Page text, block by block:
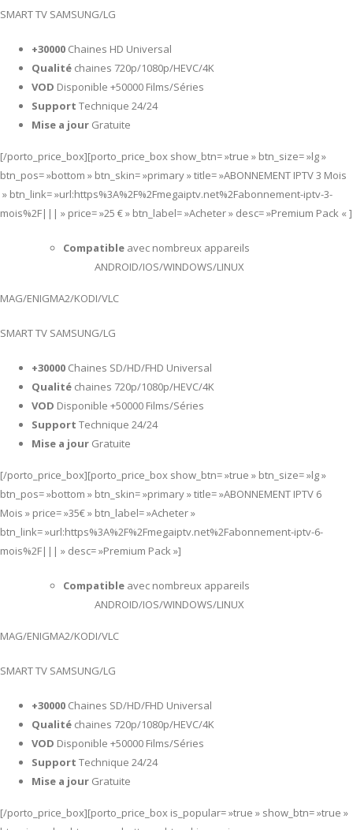
SMART TV SAMSUNG/LG
+30000 Chaines HD Universal
Qualité chaines 720p/1080p/HEVC/4K
VOD Disponible +50000 Films/Séries
Support Technique 24/24
Mise a jour Gratuite
[/porto_price_box][porto_price_box show_btn= »true » btn_size= »lg »
btn_pos= »bottom » btn_skin= »primary » title= »ABONNEMENT IPTV 3 Mois
» btn_link= »url:https%3A%2F%2Fmegaiptv.net%2Fabonnement-iptv-3-
mois%2F||| » price= »25 € » btn_label= »Acheter » desc= »Premium Pack « ]
Compatible avec nombreux appareils
ANDROID/IOS/WINDOWS/LINUX
MAG/ENIGMA2/KODI/VLC
SMART TV SAMSUNG/LG
+30000 Chaines SD/HD/FHD Universal
Qualité chaines 720p/1080p/HEVC/4K
VOD Disponible +50000 Films/Séries
Support Technique 24/24
Mise a jour Gratuite
[/porto_price_box][porto_price_box show_btn= »true » btn_size= »lg »
btn_pos= »bottom » btn_skin= »primary » title= »ABONNEMENT IPTV 6
Mois » price= »35€ » btn_label= »Acheter »
btn_link= »url:https%3A%2F%2Fmegaiptv.net%2Fabonnement-iptv-6-
mois%2F||| » desc= »Premium Pack »]
Compatible avec nombreux appareils
ANDROID/IOS/WINDOWS/LINUX
MAG/ENIGMA2/KODI/VLC
SMART TV SAMSUNG/LG
+30000 Chaines SD/HD/FHD Universal
Qualité chaines 720p/1080p/HEVC/4K
VOD Disponible +50000 Films/Séries
Support Technique 24/24
Mise a jour Gratuite
[/porto_price_box][porto_price_box is_popular= »true » show_btn= »true »